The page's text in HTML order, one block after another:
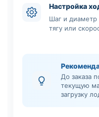
Настройка
Шаг и диаметр
тягу или
До заказа
текущую
загрузку